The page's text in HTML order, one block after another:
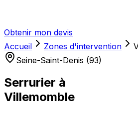
Obtenir mon devis
Accueil
Zones d'intervention
Seine-Saint-Denis (93)
Serrurier à
Villemomble